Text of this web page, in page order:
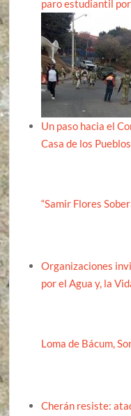
paro estudiantil
Un paso hacia el
Casa de los
“Samir Flores
Organizaciones
por el Agua y, la
Loma de Bácum,
Cherán resiste: